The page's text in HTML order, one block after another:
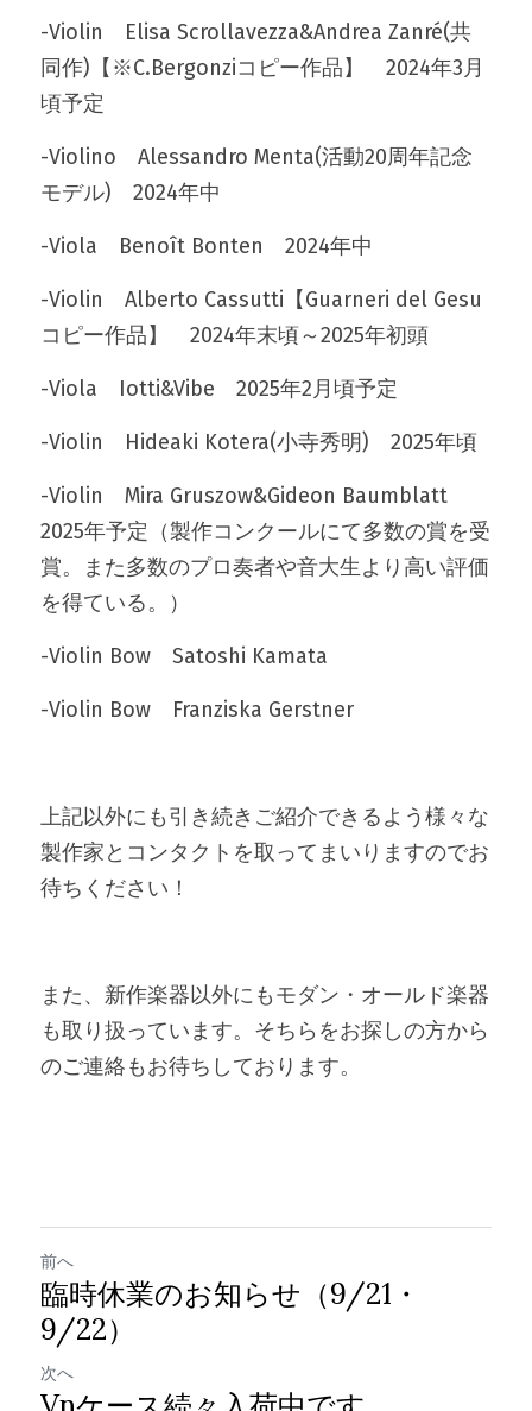
-Violin　Elisa Scrollavezza&Andrea Zanré(共
同作)【※C.Bergonziコピー作品】　2024年3月
頃予定
-Violino　Alessandro Menta(活動20周年記念
モデル)　2024年中
-Viola　Benoît Bonten　2024年中
-Violin　Alberto Cassutti【Guarneri del Gesu
コピー作品】　2024年末頃～2025年初頭
-Viola　Iotti&Vibe　2025年2月頃予定
-Violin　Hideaki Kotera(小寺秀明)　2025年頃
-Violin　Mira Gruszow&Gideon Baumblatt
2025年予定（製作コンクールにて多数の賞を受
賞。また多数のプロ奏者や音大生より高い評価
を得ている。）
-Violin Bow　Satoshi Kamata
-Violin Bow　Franziska Gerstner
上記以外にも引き続きご紹介できるよう様々な
製作家とコンタクトを取ってまいりますのでお
待ちください！
また、新作楽器以外にもモダン・オールド楽器
も取り扱っています。そちらをお探しの方から
のご連絡もお待ちしております。
前へ
臨時休業のお知らせ（9/21・
9/22）
次へ